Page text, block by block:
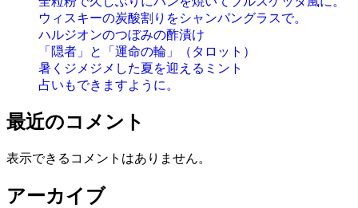
ウィスキーの炭酸割りをシャンパングラスで。
ハルジオンのつぼみの酢漬け
「隠者」と「運命の輪」（タロット）
暑くジメジメした夏を迎えるミント
占いもできますように。
最近のコメント
表示できるコメントはありません。
アーカイブ